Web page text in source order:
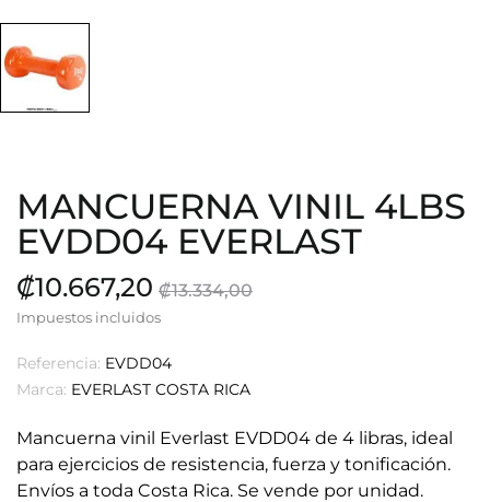
MANCUERNA VINIL 4LBS
EVDD04 EVERLAST
₡10.667,20 ₡13.334,00
Impuestos incluidos
Referencia: EVDD04
Marca: EVERLAST COSTA RICA
Mancuerna vinil Everlast EVDD04 de 4 libras, ideal
para ejercicios de resistencia, fuerza y tonificación.
Envíos a toda Costa Rica. Se vende por unidad.